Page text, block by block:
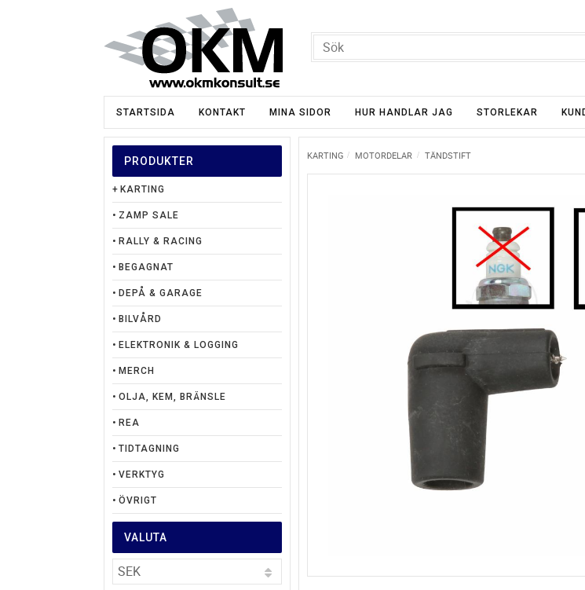
STARTSIDA KONTAKT MINA SIDOR HUR HANDLAR JAG STORLEKAR
KARTING MOTORDELAR TÄNDSTIFT
PRODUKTER
KARTING
ZAMP SALE
RALLY & RACING
BEGAGNAT
DEPÅ & GARAGE
BILVÅRD
ELEKTRONIK & LOGGING
MERCH
OLJA, KEM, BRÄNSLE
REA
TIDTAGNING
VERKTYG
ÖVRIGT
VALUTA